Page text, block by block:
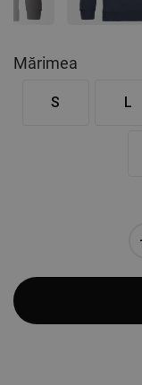
Mărimea
S L